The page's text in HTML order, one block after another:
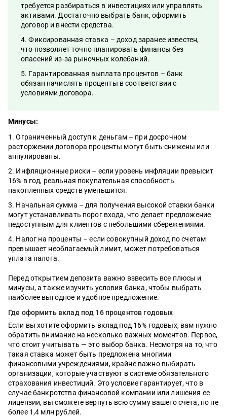
требуется разбираться в инвестициях или управлять
активами. Достаточно выбрать банк, оформить
договор и внести средства.
Фиксированная ставка – доход заранее известен,
что позволяет точно планировать финансы без
опасений из-за рыночных колебаний.
Гарантированная выплата процентов – банк
обязан начислять проценты в соответствии с
условиями договора.
Минусы:
Ограниченный доступ к деньгам – при досрочном
расторжении договора проценты могут быть снижены или
аннулированы.
Инфляционные риски – если уровень инфляции превысит
16% в год, реальная покупательная способность
накопленных средств уменьшится.
Начальная сумма – для получения высокой ставки банки
могут устанавливать порог входа, что делает предложение
недоступным для клиентов с небольшими сбережениями.
Налог на проценты – если совокупный доход по счетам
превышает необлагаемый лимит, может потребоваться
уплата налога.
Перед открытием депозита важно взвесить все плюсы и
минусы, а также изучить условия банка, чтобы выбрать
наиболее выгодное и удобное предложение.
Где оформить вклад под 16 процентов годовых
Если вы хотите оформить вклад под 16% годовых, вам нужно
обратить внимание на несколько важных моментов. Первое,
что стоит учитывать — это выбор банка. Несмотря на то, что
такая ставка может быть предложена многими
финансовыми учреждениями, крайне важно выбирать
организации, которые участвуют в системе обязательного
страхования инвестиций. Это условие гарантирует, что в
случае банкротства финансовой компании или лишения ее
лицензии, вы сможете вернуть всю сумму вашего счета, но не
более 1,4 млн рублей.